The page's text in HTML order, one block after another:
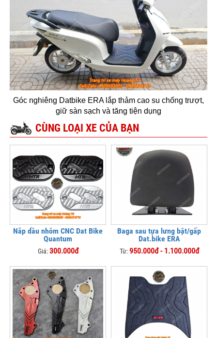
Góc nghiêng Datbike ERA lắp thảm cao su chống trượt,
giữ sàn sạch và tăng tiện dụng
CÙNG LOẠI XE CỦA BẠN
Nắp dầu nhôm CNC Dat Bike
Quantum
Giá:300.000đ
Baga sau tựa lưng bật/gấp
Dat.bike ERA
Từ:950.000đ - 1.100.000đ